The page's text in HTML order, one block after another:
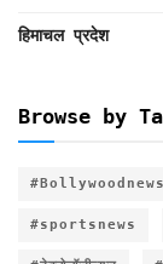
हिमाचल प्रदेश
Browse by
#Bollywoodnews
#sportsnews